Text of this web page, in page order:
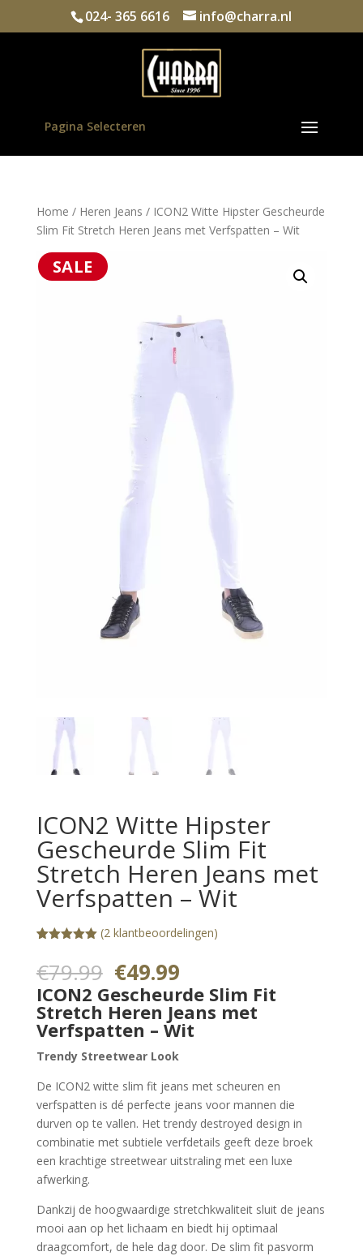
024- 365 6616 info@charra.nl
Pagina Selecteren
Home / Heren Jeans / ICON2 Witte Hipster Gescheurde
Slim Fit Stretch Heren Jeans met Verfspatten – Wit
SALE
ICON2 Witte Hipster
Gescheurde Slim Fit
Stretch Heren Jeans met
Verfspatten – Wit
gebaseerd
klantbeoorde
lingen
(2 klantbeoordelingen)
€79.99 Oorspronkelijke
prijs
was:
€79.99.
€49.99Huidige
prijs
is:
€49.99.
ICON2 Gescheurde Slim Fit
Stretch Heren Jeans met
Verfspatten – Wit
Trendy Streetwear Look
De ICON2 witte slim fit jeans met scheuren en
verfspatten is dé perfecte jeans voor mannen die
durven op te vallen. Het trendy destroyed design in
combinatie met subtiele verfdetails geeft deze broek
een krachtige streetwear uitstraling met een luxe
afwerking.
Dankzij de hoogwaardige stretchkwaliteit sluit de jeans
mooi aan op het lichaam en biedt hij optimaal
draagcomfort, de hele dag door. De slim fit pasvorm